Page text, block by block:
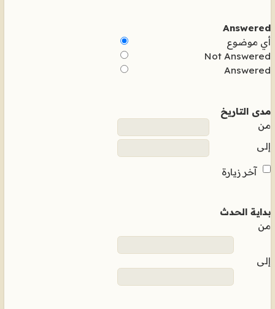
Answered
أي موضوع
Not Answered
Answered
مدى التاريخ
من
إلى
آخر زيارة
بداية الحدث
من
إلى